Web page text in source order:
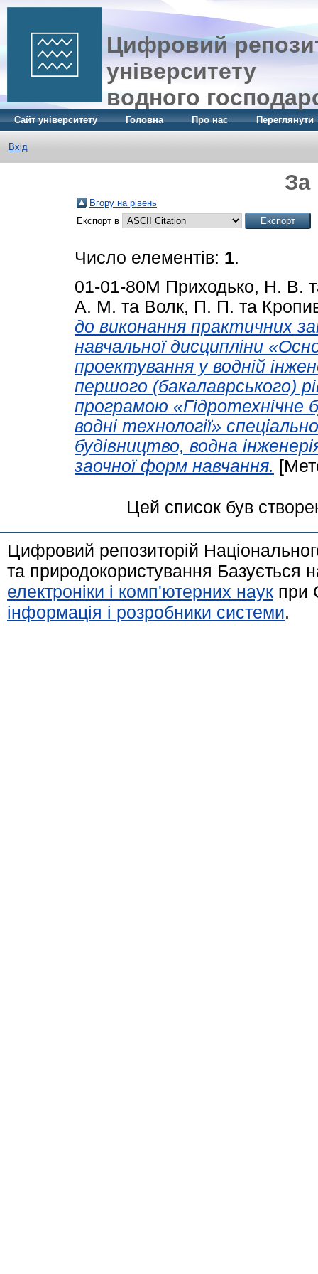
Цифровий
університету
водного
Сайт університету Головна Про нас Переглянути
Вхід
Вгору на рівень
Експорт в
Число елементів: 1.
01-01-80M Приходько, Н. В.
А. М. та Волк, П. П. та
до виконання практичних
навчальної дисципліни
проектування у водній
першого (бакалаврського)
програмою «Гідротехнічне
водні технології»
будівництво, водна
заочної форм навчання.
Цей список був
Цифровий репозиторій
та природокористування Базується
електроніки і комп'ютерних наук при
інформація і розробники системи.